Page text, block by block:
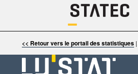
<< Retour vers le portail des statistiques|